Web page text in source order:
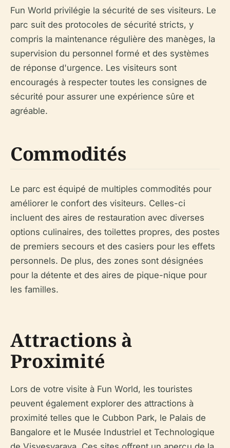
Fun World privilégie la sécurité de ses visiteurs. Le
parc suit des protocoles de sécurité stricts, y
compris la maintenance régulière des manèges, la
supervision du personnel formé et des systèmes
de réponse d'urgence. Les visiteurs sont
encouragés à respecter toutes les consignes de
sécurité pour assurer une expérience sûre et
agréable.
Commodités
Le parc est équipé de multiples commodités pour
améliorer le confort des visiteurs. Celles-ci
incluent des aires de restauration avec diverses
options culinaires, des toilettes propres, des postes
de premiers secours et des casiers pour les effets
personnels. De plus, des zones sont désignées
pour la détente et des aires de pique-nique pour
les familles.
Attractions à
Proximité
Lors de votre visite à Fun World, les touristes
peuvent également explorer des attractions à
proximité telles que le Cubbon Park, le Palais de
Bangalore et le Musée Industriel et Technologique